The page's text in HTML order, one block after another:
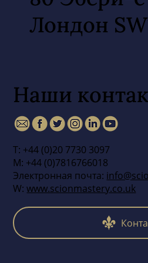
Наши
Т: +44 (0)20 7730 3097
М: +44 (0)7816766018
Электронная почта:
W:www.scionmastery.co.uk
Лондон